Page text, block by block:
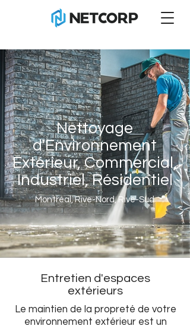
Nettoyage
d'Environnement
Extérieur, Commercial,
Industriel, Résidentiel
Montréal, Rive-Nord, Rive-Sud
Entretien d'espaces
extérieurs
Le maintien de la propreté de votre
environnement extérieur est un